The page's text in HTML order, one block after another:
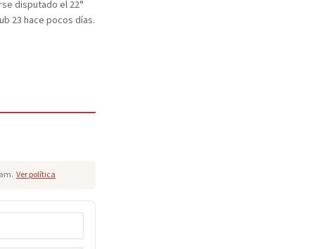
disputado el 22°
23 hace pocos días.
Ver política